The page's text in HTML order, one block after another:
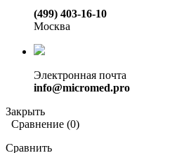
(499) 403-16-10
Москва
Электронная почта
info@micromed.pro
Закрыть
Сравнение (0)
Сравнить